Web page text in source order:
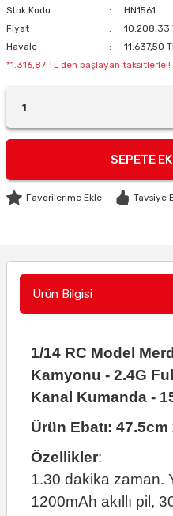
Stok Kodu
HN1561
Fiyat
10.208,33
Havale
11.637,50
*1.316,87 TL den başlayan taksitlerle!!
SEPETE
Tavsiye
Ürün Bilgisi
1/14 RC Model
Kamyonu - 2.4G
Kanal Kumanda -
Ürün Ebatı:
Özellikler:
1.30 dakika zaman.
1200mAh akıllı pil,